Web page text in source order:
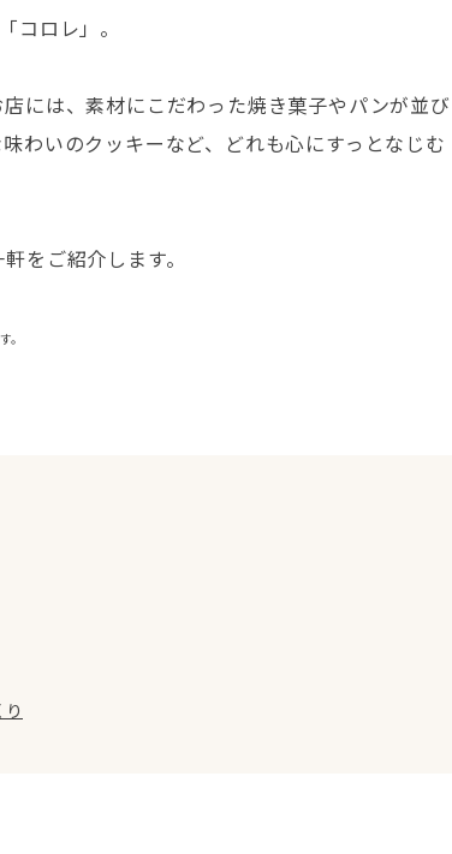
コロレ」。
には、素材にこだわった焼き菓子やパンが並び
わいのクッキーなど、どれも心にすっとなじむ
をご紹介します。
。